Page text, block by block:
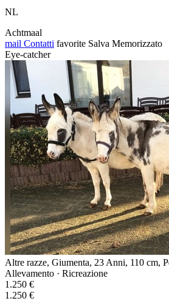
NL
Achtmaal
mail Contatti favorite Salva Memorizzato
Eye-catcher
Altre razze, Giumenta, 23 Anni, 110 cm,
Allevamento · Ricreazione
1.250 €
1.250 €